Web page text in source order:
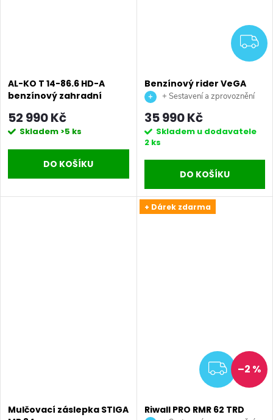
AL-KO T 14-86.6 HD-A
benzínový zahradní
52 990 Kč
Skladem >5 ks
DO KOŠÍKU
Benzínový rider VeGA
T66R+ Sestavení a zprovoznění
stroje + doprava až na vaši
zahradu.
35 990 Kč
Skladem u dodavatele
2 ks
DO KOŠÍKU
Mulčovací záslepka STIGA
+ Dárek zdarma
–2 %
Riwall PRO RMR 62 TRD